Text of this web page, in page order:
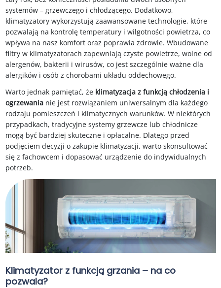
systemów – grzewczego i chłodzącego. Dodatkowo,
klimatyzatory wykorzystują zaawansowane technologie, które
pozwalają na kontrolę temperatury i wilgotności powietrza, co
wpływa na nasz komfort oraz poprawia zdrowie. Wbudowane
filtry w klimatyzatorach zapewniają czyste powietrze, wolne od
alergenów, bakterii i wirusów, co jest szczególnie ważne dla
alergików i osób z chorobami układu oddechowego.
Warto jednak pamiętać, że klimatyzacja z funkcją chłodzenia i
ogrzewanianie jest rozwiązaniem uniwersalnym dla każdego
rodzaju pomieszczeń i klimatycznych warunków. W niektórych
przypadkach, tradycyjne systemy grzewcze lub chłodnicze
mogą być bardziej skuteczne i opłacalne. Dlatego przed
podjęciem decyzji o zakupie klimatyzacji, warto skonsultować
się z fachowcem i dopasować urządzenie do indywidualnych
potrzeb.
Klimatyzator z funkcją grzania – na co
pozwala?